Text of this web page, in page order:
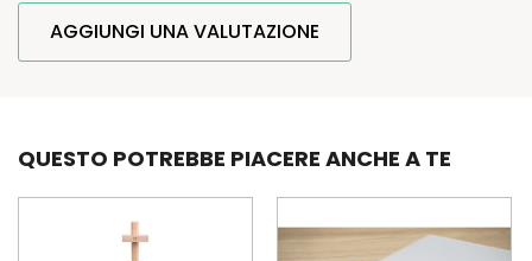
AGGIUNGI UNA VALUTAZIONE
QUESTO POTREBBE PIACERE ANCHE A TE